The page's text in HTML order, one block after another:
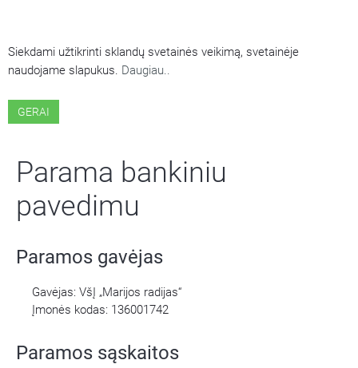
Siekdami užtikrinti sklandų svetainės veikimą, svetainėje
naudojame slapukus. Daugiau..
GERAI
Parama bankiniu
pavedimu
Paramos gavėjas
Gavėjas: VšĮ „Marijos radijas“
Įmonės kodas: 136001742
Paramos sąskaitos